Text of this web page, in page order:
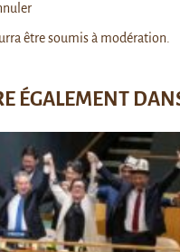
être soumis à modération.
ÉGALEMENT